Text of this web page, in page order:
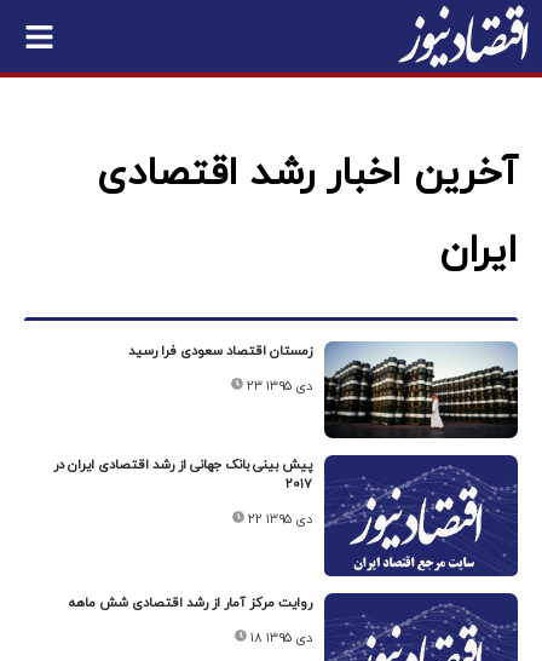
آخرین اخبار رشد اقتصادی
ایران
زمستان اقتصاد سعودی فرا رسید
۲۳ دی ۱۳۹۵
پیش بینی بانک جهانی از رشد اقتصادی ایران در
۲۰۱۷
۲۲ دی ۱۳۹۵
روایت مرکز آمار از رشد اقتصادی شش ماهه
۱۸ دی ۱۳۹۵